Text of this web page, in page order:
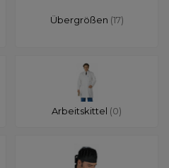
Übergrößen (17)
Arbeitskittel (0)